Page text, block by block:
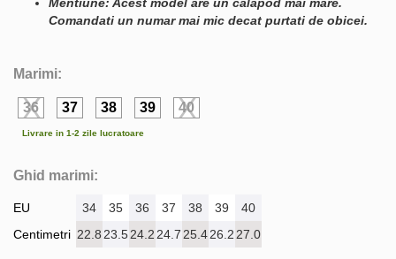
Comandati un numar mai mic decat purtati de obicei.
Marimi:
36 37 38 39 40
Livrare in 1-2 zile lucratoare
Ghid marimi:
EU
Centimetri
34 35 36 37 38 39
40
22.8 23.524.2 24.7 25.426.2 27.0